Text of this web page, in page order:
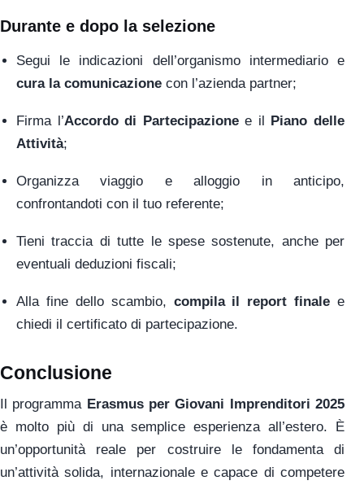
Durante e dopo la selezione
Segui le indicazioni dell’organismo intermediario e
cura la comunicazione con l’azienda partner;
Firma l’Accordo di Partecipazionee il Piano delle
Attività;
Organizza viaggio e alloggio in anticipo,
confrontandoti con il tuo referente;
Tieni traccia di tutte le spese sostenute, anche per
eventuali deduzioni fiscali;
Alla fine dello scambio, compila il report finale e
chiedi il certificato di partecipazione.
Conclusione
Il programma Erasmus per Giovani Imprenditori 2025
è molto più di una semplice esperienza all’estero. È
un’opportunità reale per costruire le fondamenta di
un’attività solida, internazionale e capace di competere